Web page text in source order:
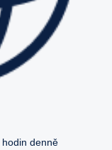
denně